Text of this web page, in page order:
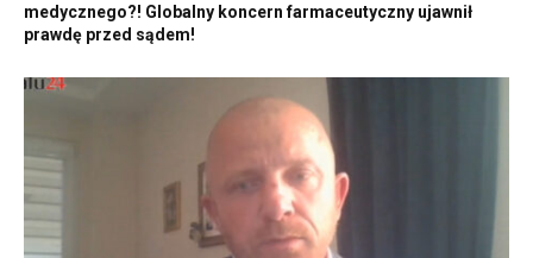
medycznego?! Globalny koncern farmaceutyczny ujawnił
prawdę przed sądem!